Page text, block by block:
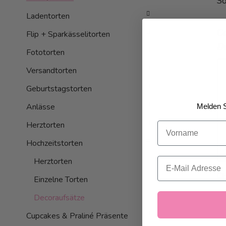
Ladentorten
Flip + Sparkässelitorten
Fototorten
Versandtorten
Geburtstagstorten
Anlässe
Herztorten
Hochzeitstorten
Herztorten
Einzelne Torten
Decoraufsätze
Cupcakes & Praliné Präsente
Melden
Vorname
Email